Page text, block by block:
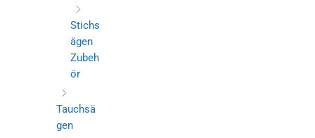
Stichs
ägen
Zubeh
ör
Tauchsä
gen